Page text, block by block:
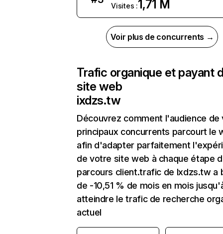
Visites :1,71 M
Voir plus de concurrents →
Trafic organique et payant
site web
ixdzs.tw
Découvrez comment l'audience de
principaux concurrents parcourt le
afin d'adapter parfaitement
de votre site web à chaque étape
parcours client.trafic de Ixdzs.tw a
de -10,51 % de mois en mois
atteindre le trafic de recherche
actuel